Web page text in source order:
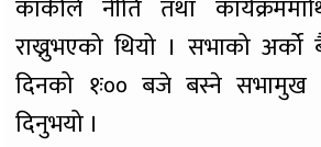
कार्कीले नीति तथा
राख्नुभएको थियो । सभाको
दिनको १ः०० बजे बस्ने सभामुख
दिनुभयो ।